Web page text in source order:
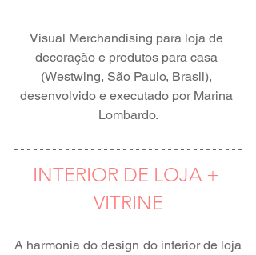
Visual Merchandising para loja de
decoração e produtos para casa
(Westwing, São Paulo, Brasil),
desenvolvido e executado por Marina
Lombardo.
INTERIOR DE LOJA +
VITRINE
A harmonia do design do interior de loja